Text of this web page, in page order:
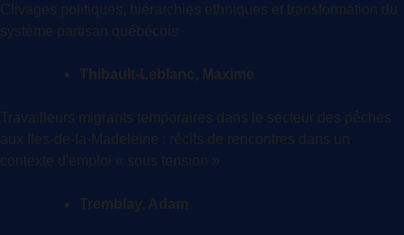
Clivages politiques, hiérarchies ethniques et transformation du
système partisan québécois
Thibault-Leblanc, Maxime
Travailleurs migrants temporaires dans le secteur des pêches
aux Iles-de-la-Madeleine : récits de rencontres dans un
contexte d'emploi « sous tension »
Tremblay, Adam